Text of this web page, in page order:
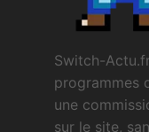
Switch-
programmes
une
sur le site,